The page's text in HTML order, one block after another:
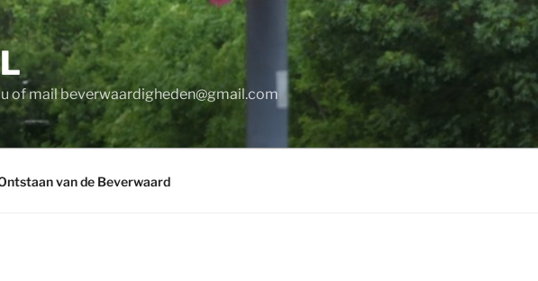
of mailbeverwaardigheden@gmail.com
van de Beverwaard